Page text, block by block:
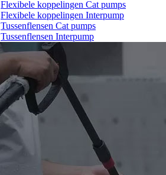
Flexibele koppelingen Cat pumps
Flexibele koppelingen Interpump
Tussenflensen Cat pumps
Tussenflensen Interpump